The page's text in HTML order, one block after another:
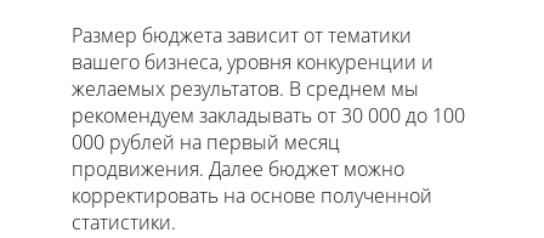
Размер бюджета зависит от тематики
вашего бизнеса, уровня конкуренции и
желаемых результатов. В среднем мы
рекомендуем закладывать от 30 000 до 100
000 рублей на первый месяц
продвижения. Далее бюджет можно
корректировать на основе полученной
статистики.